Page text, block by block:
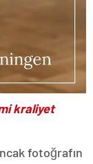
kraliyet
fotoğrafın